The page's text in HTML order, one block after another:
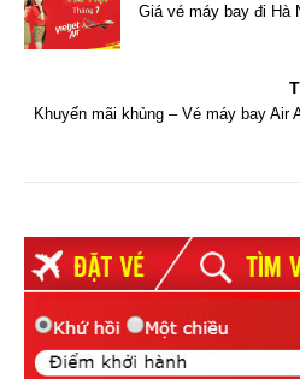
Giá vé máy bay đi Hà
Khuyến mãi khủng – Vé máy bay Air